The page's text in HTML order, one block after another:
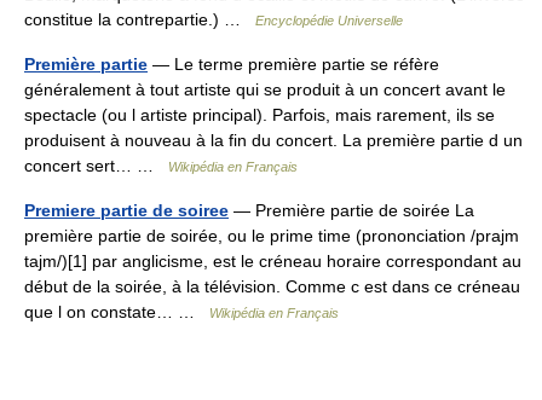
constitue la contrepartie.) …
Encyclopédie Universelle
Première partie — Le terme première partie se réfère
généralement à tout artiste qui se produit à un concert avant le
spectacle (ou l artiste principal). Parfois, mais rarement, ils se
produisent à nouveau à la fin du concert. La première partie d un
concert sert… …
Wikipédia en Français
Premiere partie de soiree — Première partie de soirée La
première partie de soirée, ou le prime time (prononciation /prajm
tajm/)[1] par anglicisme, est le créneau horaire correspondant au
début de la soirée, à la télévision. Comme c est dans ce créneau
que l on constate… …
Wikipédia en Français